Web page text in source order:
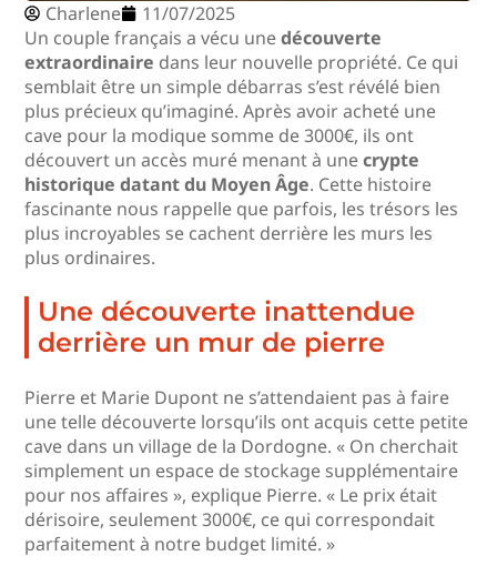
Charlene
11/07/2025
Un couple français a vécu unedécouverte
extraordinaire dans leur nouvelle propriété. Ce qui
semblait être un simple débarras s’est révélé bien
plus précieux qu’imaginé. Après avoir acheté une
cave pour la modique somme de 3000€, ils ont
découvert un accès muré menant à unecrypte
historique datant du Moyen Âge. Cette histoire
fascinante nous rappelle que parfois, les trésors les
plus incroyables se cachent derrière les murs les
plus ordinaires.
Une découverte inattendue
derrière un mur de pierre
Pierre et Marie Dupont ne s’attendaient pas à faire
une telle découverte lorsqu’ils ont acquis cette petite
cave dans un village de la Dordogne. « On cherchait
simplement un espace de stockage supplémentaire
pour nos affaires », explique Pierre. « Le prix était
dérisoire, seulement 3000€, ce qui correspondait
parfaitement à notre budget limité. »